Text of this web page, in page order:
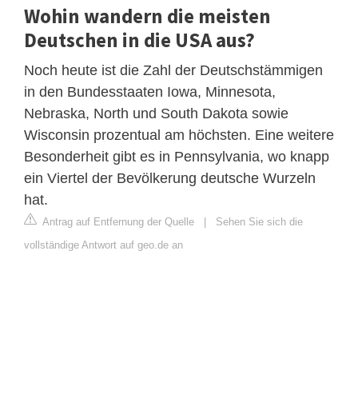
Wohin wandern die meisten
Deutschen in die USA aus?
Noch heute ist die Zahl der Deutschstämmigen
in den Bundesstaaten Iowa, Minnesota,
Nebraska, North und South Dakota sowie
Wisconsin prozentual am höchsten. Eine weitere
Besonderheit gibt es in Pennsylvania, wo knapp
ein Viertel der Bevölkerung deutsche Wurzeln
hat.
Antrag auf Entfernung der Quelle | Sehen Sie sich die
vollständige Antwort auf geo.de an